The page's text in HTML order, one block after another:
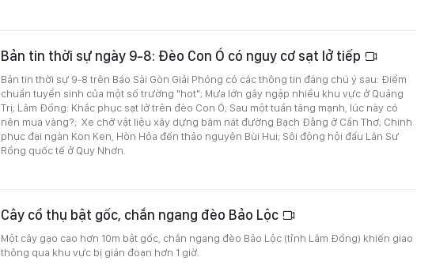
Bản tin thời sự ngày 9-8: Đèo Con Ó có nguy cơ sạt lở tiếp
Bản tin thời sự 9-8 trên Báo Sài Gòn Giải Phóng có các thông tin đáng chú ý sau: Điểm
chuẩn tuyển sinh của một số trường "hot"; Mưa lớn gây ngập nhiều khu vực ở Quảng
Trị; Lâm Đồng: Khắc phục sạt lở trên đèo Con Ó; Sau một tuần tăng mạnh, lúc này có
nên mua vàng?; Xe chở vật liệu xây dựng băm nát đường Bạch Đằng ở Cần Thơ; Chinh
phục đại ngàn Kon Ken, Hòn Hỏa đến thảo nguyên Bùi Hui; Sôi động hội đấu Lân Sư
Rồng quốc tế ở Quy Nhơn.
Cây cổ thụ bật gốc, chắn ngang đèo Bảo Lộc
Một cây gạo cao hơn 10m bật gốc, chắn ngang đèo Bảo Lộc (tỉnh Lâm Đồng) khiến giao
thông qua khu vực bị gián đoạn hơn 1 giờ.